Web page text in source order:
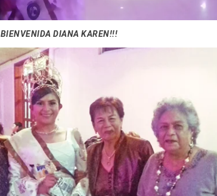
BIENVENIDA DIANA KAREN!!!